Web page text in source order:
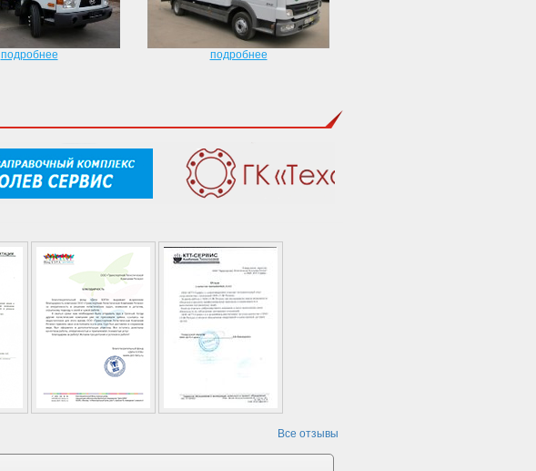
подробнее подробнее
Все отзывы